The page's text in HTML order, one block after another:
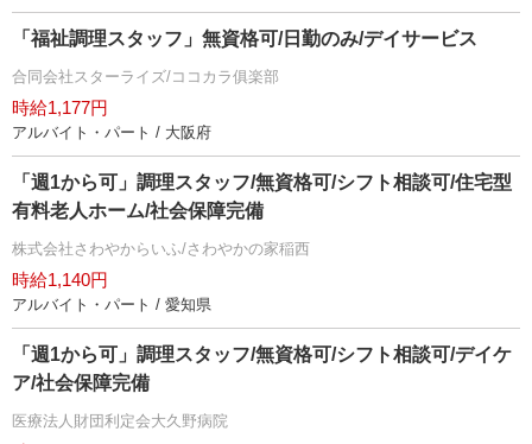
「福祉調理スタッフ」無資格可/日勤のみ/デイサービス
合同会社スターライズ/ココカラ俱楽部
時給1,177円
アルバイト・パート / 大阪府
「週1から可」調理スタッフ/無資格可/シフト相談可/住宅型
有料老人ホーム/社会保障完備
株式会社さわやからいふ/さわやかの家稲西
時給1,140円
アルバイト・パート / 愛知県
「週1から可」調理スタッフ/無資格可/シフト相談可/デイケ
ア/社会保障完備
医療法人財団利定会大久野病院